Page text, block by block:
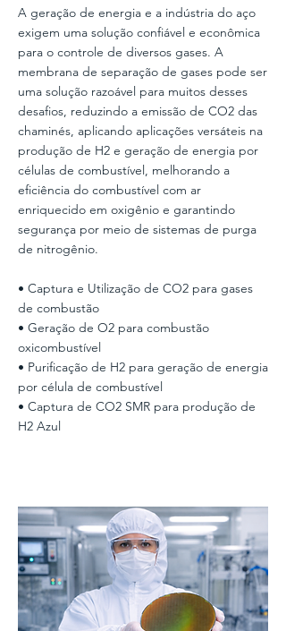
A geração de energia e a indústria do aço
exigem uma solução confiável e econômica
para o controle de diversos gases. A
membrana de separação de gases pode ser
uma solução razoável para muitos desses
desafios, reduzindo a emissão de CO2 das
chaminés, aplicando aplicações versáteis na
produção de H2 e geração de energia por
células de combustível, melhorando a
eficiência do combustível com ar
enriquecido em oxigênio e garantindo
segurança por meio de sistemas de purga
de nitrogênio.
• Captura e Utilização de CO2 para gases
de combustão
• Geração de O2 para combustão
oxicombustível
• Purificação de H2 para geração de energia
por célula de combustível
• Captura de CO2 SMR para produção de
H2 Azul